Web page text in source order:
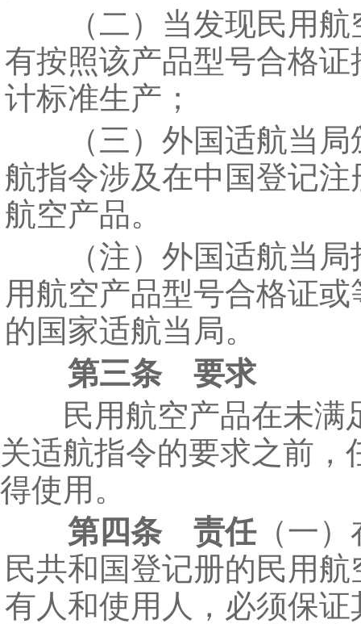
（二）当发现民用航
有按照该产品型号合格证
计标准生产；
（三）外国适航当局
航指令涉及在中国登记注
航空产品。
（注）外国适航当局
用航空产品型号合格证或
的国家适航当局。
第三条 要求
民用航空产品在未满
关适航指令的要求之前，
得使用。
第四条 责任（一）
民共和国登记册的民用
有人和使用人，必须保证